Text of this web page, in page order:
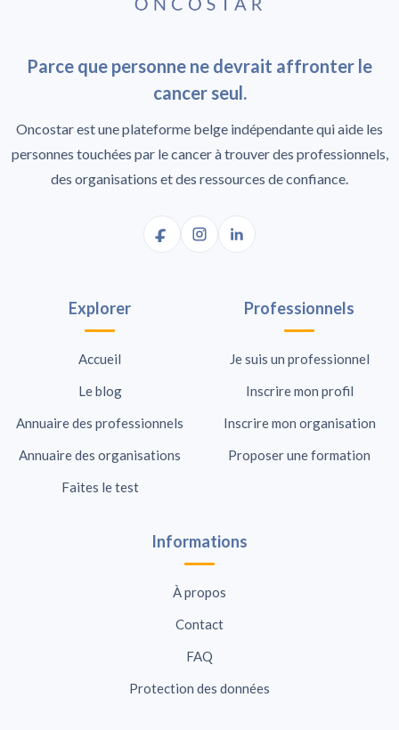
Parce que personne ne devrait affronter le
cancer seul.
Oncostar est une plateforme belge indépendante qui aide les
personnes touchées par le cancer à trouver des professionnels,
des organisations et des ressources de confiance.
Explorer
Accueil
Le blog
Annuaire des professionnels
Annuaire des organisations
Faites le test
Professionnels
Je suis un professionnel
Inscrire mon profil
Inscrire mon organisation
Proposer une formation
Informations
À propos
Contact
FAQ
Protection des données